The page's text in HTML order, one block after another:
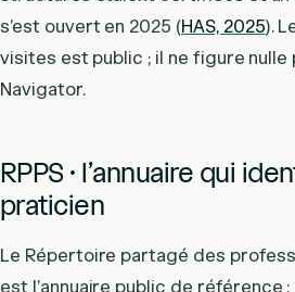
s’est ouvert en 2025 (HAS, 2025).
visites est public ; il ne figure nulle
Navigator.
RPPS · l’annuaire qui
praticien
Le Répertoire partagé des
est l’annuaire public de référence